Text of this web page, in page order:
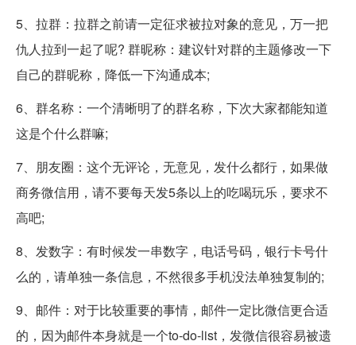
5、拉群：拉群之前请一定征求被拉对象的意见，万一把
仇人拉到一起了呢? 群昵称：建议针对群的主题修改一下
自己的群昵称，降低一下沟通成本;
6、群名称：一个清晰明了的群名称，下次大家都能知道
这是个什么群嘛;
7、朋友圈：这个无评论，无意见，发什么都行，如果做
商务微信用，请不要每天发5条以上的吃喝玩乐，要求不
高吧;
8、发数字：有时候发一串数字，电话号码，银行卡号什
么的，请单独一条信息，不然很多手机没法单独复制的;
9、邮件：对于比较重要的事情，邮件一定比微信更合适
的，因为邮件本身就是一个to-do-list，发微信很容易被遗